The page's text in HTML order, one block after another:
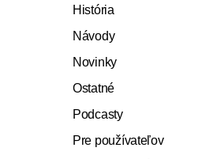
História
Návody
Novinky
Ostatné
Podcasty
Pre používateľov